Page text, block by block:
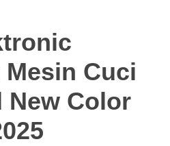
Cuci
New Color